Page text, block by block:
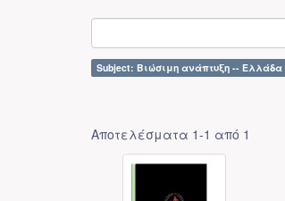
Subject: Βιώσιμη ανάπτυξη -- Ελλάδα
Αποτελέσματα 1-1 από 1